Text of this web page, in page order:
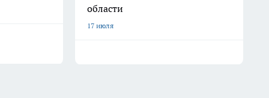
области
17 июля